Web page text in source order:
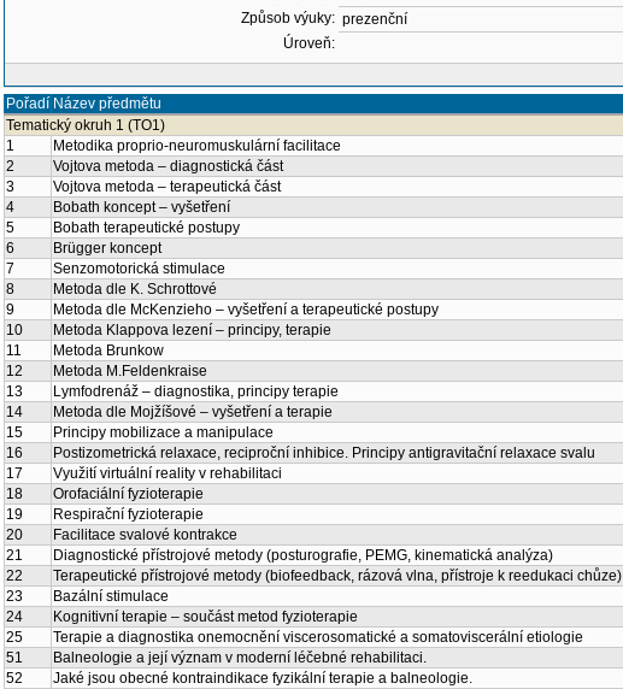
Způsob výuky: prezenční
Úroveň:
Pořadí Název předmětu
Tematický okruh 1 (TO1)
1
Metodika proprio-neuromuskulární facilitace
2
Vojtova metoda – diagnostická část
3
Vojtova metoda – terapeutická část
4
Bobath koncept – vyšetření
5
Bobath terapeutické postupy
6
Brügger koncept
7
Senzomotorická stimulace
8
Metoda dle K. Schrottové
9
Metoda dle McKenzieho – vyšetření a terapeutické postupy
10
Metoda Klappova lezení – principy, terapie
11
Metoda Brunkow
12
Metoda M.Feldenkraise
13
Lymfodrenáž – diagnostika, principy terapie
14
Metoda dle Mojžíšové – vyšetření a terapie
15
Principy mobilizace a manipulace
16
Postizometrická relaxace, reciproční inhibice. Principy antigravitační relaxace svalu
17
Využití virtuální reality v rehabilitaci
18
Orofaciální fyzioterapie
19
Respirační fyzioterapie
20
Facilitace svalové kontrakce
21
Diagnostické přístrojové metody (posturografie, PEMG, kinematická analýza)
22
Terapeutické přístrojové metody (biofeedback, rázová vlna, přístroje k reedukaci chůze)
23
Bazální stimulace
24
Kognitivní terapie – součást metod fyzioterapie
25
Terapie a diagnostika onemocnění viscerosomatické a somatoviscerální etiologie
51
Balneologie a její význam v moderní léčebné rehabilitaci.
52
Jaké jsou obecné kontraindikace fyzikální terapie a balneologie.